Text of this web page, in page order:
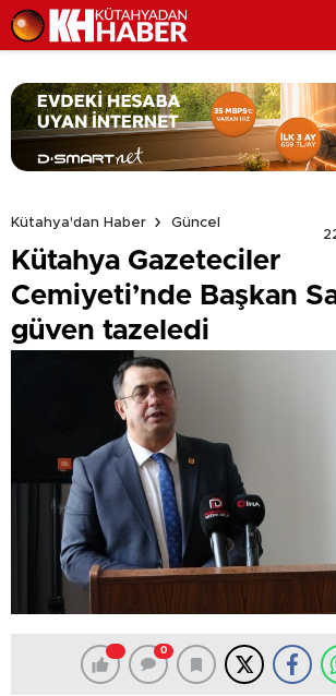
Kütahya'dan Haber
Güncel
Kütahya Gazeteciler
Cemiyeti’nde Başkan
güven tazeledi
0